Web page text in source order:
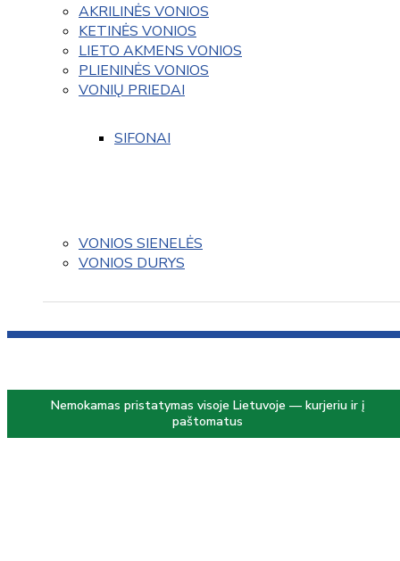
AKRILINĖS VONIOS
KETINĖS VONIOS
LIETO AKMENS VONIOS
PLIENINĖS VONIOS
VONIŲ PRIEDAI
SIFONAI
VONIOS SIENELĖS
VONIOS DURYS
Nemokamas pristatymas visoje Lietuvoje — kurjeriu ir į
paštomatus